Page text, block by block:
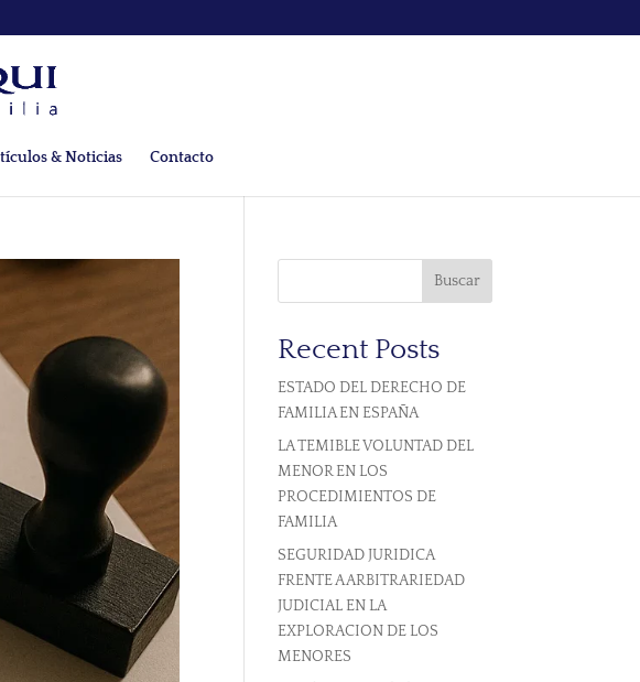
& Noticias Contacto
Buscar
Recent Posts
ESTADO DEL DERECHO DE
FAMILIA EN ESPAÑA
LA TEMIBLE VOLUNTAD DEL
MENOR EN LOS
PROCEDIMIENTOS DE
FAMILIA
SEGURIDAD JURIDICA
FRENTE A ARBITRARIEDAD
JUDICIAL EN LA
EXPLORACION DE LOS
MENORES